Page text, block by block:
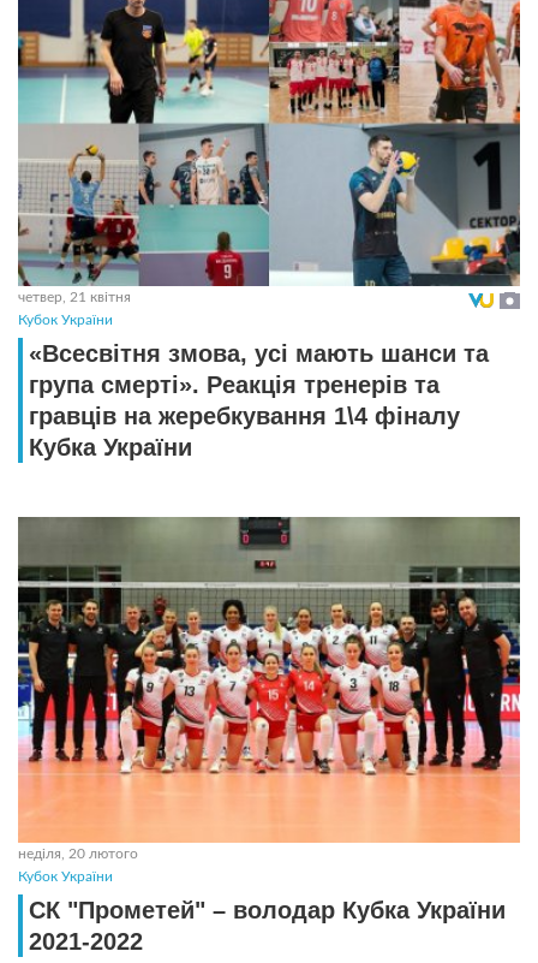
четвер, 21 квітня
Кубок України
«Всесвітня змова, усі мають шанси та
група смерті». Реакція тренерів та
гравців на жеребкування 1\4 фіналу
Кубка України
неділя, 20 лютого
Кубок України
СК "Прометей" – володар Кубка України
2021-2022